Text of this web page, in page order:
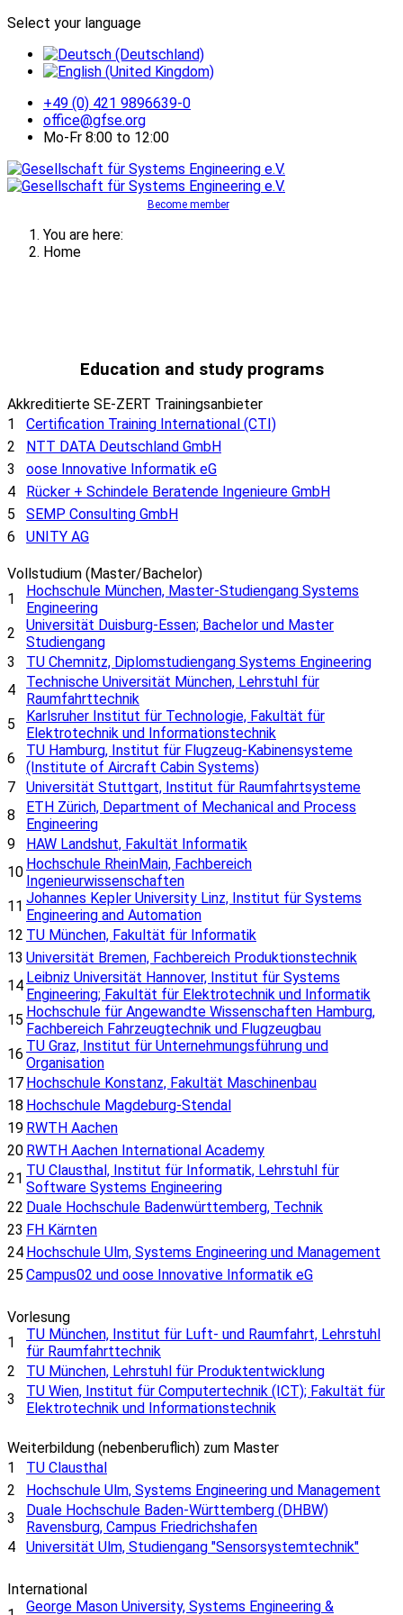
Select your language
+49 (0) 421 9896639-0
office@gfse.org
Mo-Fr 8:00 to 12:00
Become member
You are here:
Home
Education and study programs
Akkreditierte SE-ZERT Trainingsanbieter
1
Certification Training International (CTI)
2
NTT DATA Deutschland GmbH
3
oose Innovative Informatik eG
4
Rücker + Schindele Beratende Ingenieure GmbH
5
SEMP Consulting GmbH
6
UNITY AG
Vollstudium (Master/Bachelor)
1
Hochschule München, Master-Studiengang Systems
Engineering
2
Universität Duisburg-Essen; Bachelor und Master
Studiengang
3
TU Chemnitz, Diplomstudiengang Systems Engineering
4
Technische Universität München, Lehrstuhl für
Raumfahrttechnik
5
Karlsruher Institut für Technologie, Fakultät für
Elektrotechnik und Informationstechnik
6
TU Hamburg, Institut für Flugzeug-Kabinensysteme
(Institute of Aircraft Cabin Systems)
7
Universität Stuttgart, Institut für Raumfahrtsysteme
8
ETH Zürich, Department of Mechanical and Process
Engineering
9
HAW Landshut, Fakultät Informatik
10 Hochschule RheinMain, Fachbereich
Ingenieurwissenschaften
11 Johannes Kepler University Linz, Institut für Systems
Engineering and Automation
12 TU München, Fakultät für Informatik
13 Universität Bremen, Fachbereich Produktionstechnik
14 Leibniz Universität Hannover, Institut für Systems
Engineering; Fakultät für Elektrotechnik und Informatik
15 Hochschule für Angewandte Wissenschaften Hamburg,
Fachbereich Fahrzeugtechnik und Flugzeugbau
16 TU Graz, Institut für Unternehmungsführung und
Organisation
17 Hochschule Konstanz, Fakultät Maschinenbau
18 Hochschule Magdeburg-Stendal
19 RWTH Aachen
20 RWTH Aachen International Academy
21 TU Clausthal, Institut für Informatik, Lehrstuhl für
Software Systems Engineering
22 Duale Hochschule Badenwürttemberg, Technik
23 FH Kärnten
24 Hochschule Ulm, Systems Engineering und Management
25 Campus02 und oose Innovative Informatik eG
Vorlesung
1
TU München, Institut für Luft- und Raumfahrt, Lehrstuhl
für Raumfahrttechnik
2
TU München, Lehrstuhl für Produktentwicklung
3
TU Wien, Institut für Computertechnik (ICT); Fakultät für
Elektrotechnik und Informationstechnik
Weiterbildung (nebenberuflich) zum Master
1
TU Clausthal
2
Hochschule Ulm, Systems Engineering und Management
3
Duale Hochschule Baden-Württemberg (DHBW)
Ravensburg, Campus Friedrichshafen
4
Universität Ulm, Studiengang "Sensorsystemtechnik"
International
George Mason University, Systems Engineering &